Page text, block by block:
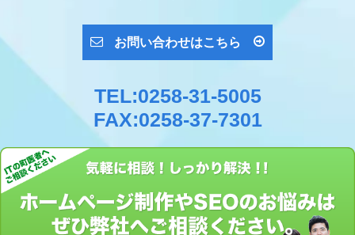
お問い合わせはこちら
TEL:0258-31-5005
FAX:0258-37-7301